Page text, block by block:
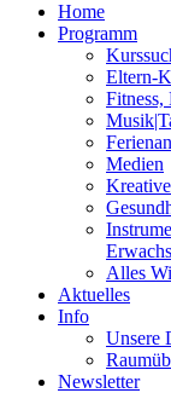
Home
Programm
Eltern-
Fitness,
Medien
Alles
Aktuelles
Info
Unsere
Newsletter